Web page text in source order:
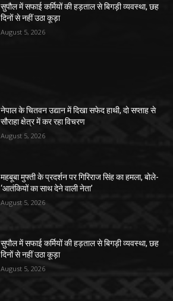
सुपौल में सफाई कर्मियों की हड़ताल से बिगड़ी व्यवस्था, छह
दिनों से नहीं उठा कूड़ा
August 5, 2026
नेपाल के चितवन उद्यान में दिखा सफेद हाथी, दो सप्ताह से
सौराहा क्षेत्र में कर रहा विचरण
August 5, 2026
महबूबा मुफ्ती के प्रदर्शन पर गिरिराज सिंह का हमला, बोले-
‘आतंकियों का साथ देने वाली नेता’
August 5, 2026
सुपौल में सफाई कर्मियों की हड़ताल से बिगड़ी व्यवस्था, छह
दिनों से नहीं उठा कूड़ा
August 5, 2026